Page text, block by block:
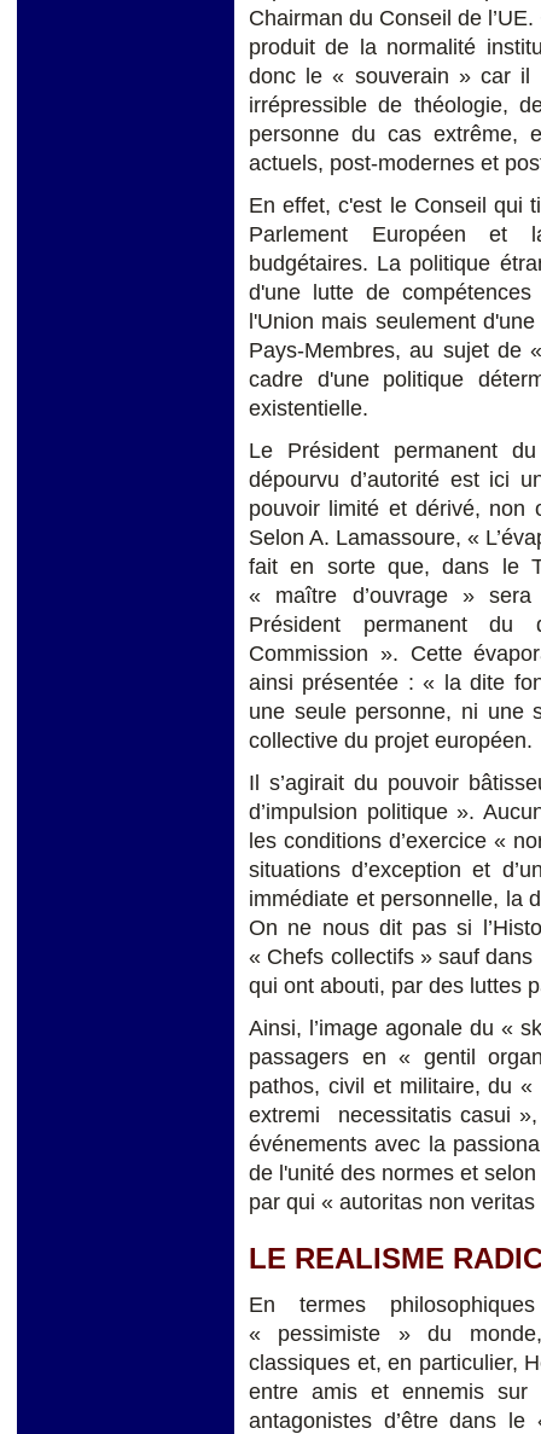
Chairman du Conseil de
produit de la normalité
donc le « souverain » car il
irrépressible de théologie,
personne du cas extrême,
actuels, post-modernes et
En effet, c'est le Conseil qui
Parlement Européen et
budgétaires. La politique
d'une lutte de
l'Union mais seulement
Pays-Membres, au sujet de
cadre d'une politique
existentielle.
Le Président permanent
dépourvu d’autorité est ici
pouvoir limité et dérivé, non
Selon A. Lamassoure, «
fait en sorte que, dans le
« maître d’ouvrage »
Président permanent
Commission ». Cette
ainsi présentée : « la dite
une seule personne, ni une
collective du projet européen.
Il s’agirait du pouvoir
d’impulsion politique ».
les conditions d’exercice «
situations d’exception et
immédiate et personnelle, la
On ne nous dit pas si
« Chefs collectifs » sauf
qui ont abouti, par des luttes
Ainsi, l’image agonale du «
passagers en « gentil
pathos, civil et militaire, du
extremi necessitatis casui
événements avec la
de l'unité des normes et
par qui « autoritas non
LE REALISME
En termes
« pessimiste » du
classiques et, en particulier,
entre amis et ennemis sur
antagonistes d’être dans